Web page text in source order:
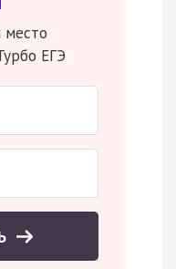
место
ЕГЭ